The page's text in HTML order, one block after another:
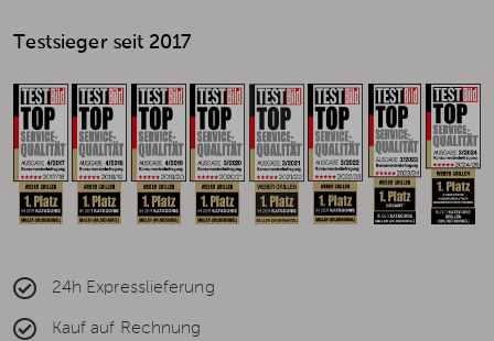
Testsieger seit 2017
24h Expresslieferung
Kauf auf Rechnung